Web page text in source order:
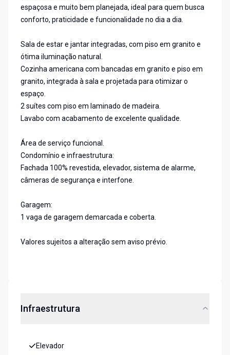
espaçosa e muito bem planejada, ideal para quem busca
conforto, praticidade e funcionalidade no dia a dia.
Sala de estar e jantar integradas, com piso em granito e
ótima iluminação natural.
Cozinha americana com bancadas em granito e piso em
granito, integrada à sala e projetada para otimizar o
espaço.
2 suítes com piso em laminado de madeira.
Lavabo com acabamento de excelente qualidade.
Área de serviço funcional.
Condomínio e infraestrutura:
Fachada 100% revestida, elevador, sistema de alarme,
câmeras de segurança e interfone.
Garagem:
1 vaga de garagem demarcada e coberta.
Valores sujeitos a alteração sem aviso prévio.
Infraestrutura
Elevador